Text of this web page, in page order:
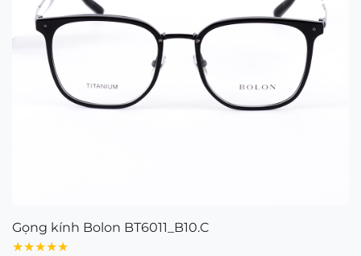
Gọng kính Bolon BT6011_B10.C
★★★★★